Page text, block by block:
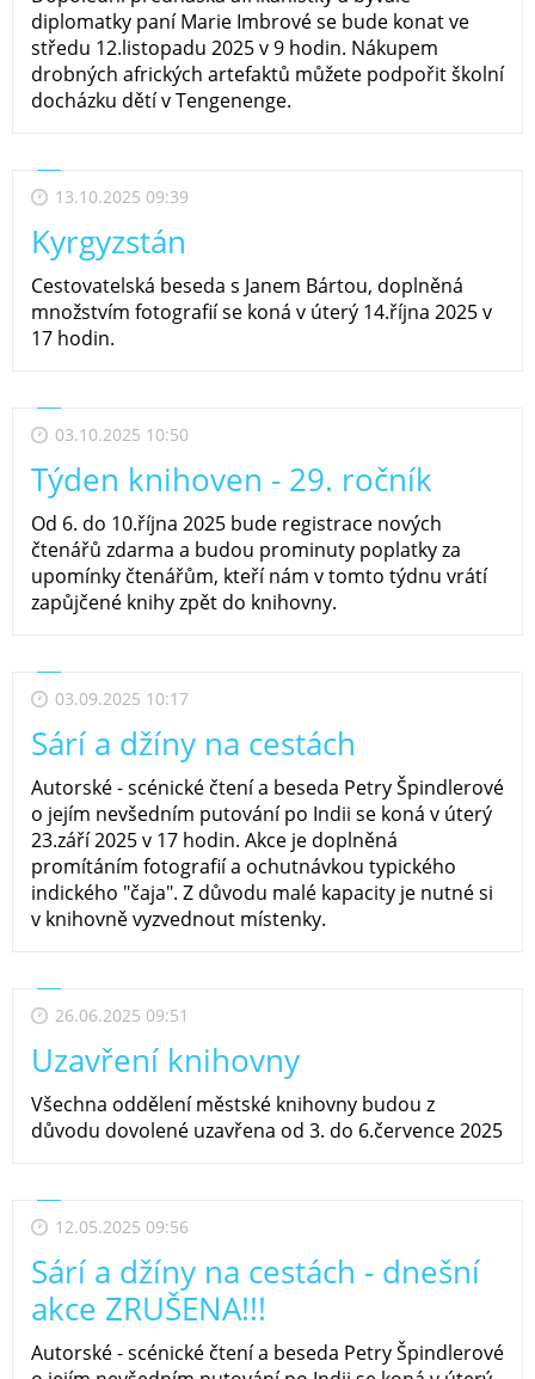
diplomatky paní Marie Imbrové se bude konat ve
středu 12.listopadu 2025 v 9 hodin. Nákupem
drobných afrických artefaktů můžete podpořit školní
docházku dětí v Tengenenge.
13.10.2025 09:39
Kyrgyzstán
Cestovatelská beseda s Janem Bártou, doplněná
množstvím fotografií se koná v úterý 14.října 2025 v
17 hodin.
03.10.2025 10:50
Týden knihoven - 29. ročník
Od 6. do 10.října 2025 bude registrace nových
čtenářů zdarma a budou prominuty poplatky za
upomínky čtenářům, kteří nám v tomto týdnu vrátí
zapůjčené knihy zpět do knihovny.
03.09.2025 10:17
Sárí a džíny na cestách
Autorské - scénické čtení a beseda Petry Špindlerové
o jejím nevšedním putování po Indii se koná v úterý
23.září 2025 v 17 hodin. Akce je doplněná
promítáním fotografií a ochutnávkou typického
indického "čaja". Z důvodu malé kapacity je nutné si
v knihovně vyzvednout místenky.
26.06.2025 09:51
Uzavření knihovny
Všechna oddělení městské knihovny budou z
důvodu dovolené uzavřena od 3. do 6.července 2025
12.05.2025 09:56
Sárí a džíny na cestách - dnešní
akce ZRUŠENA!!!
Autorské - scénické čtení a beseda Petry Špindlerové